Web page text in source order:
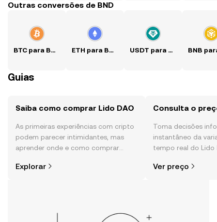
Outras conversões de BND
BTC para BND ETH para BND USDT para BND
Guias
Saiba como comprar Lido DAO
As primeiras experiências com cripto
podem parecer intimidantes, mas
aprender onde e como comprar
Começa a tua viagem na aplicação
Explorar
Consulta o
Toma decisões
instantâneo da
tempo real do Lido
mais.
Ver preço